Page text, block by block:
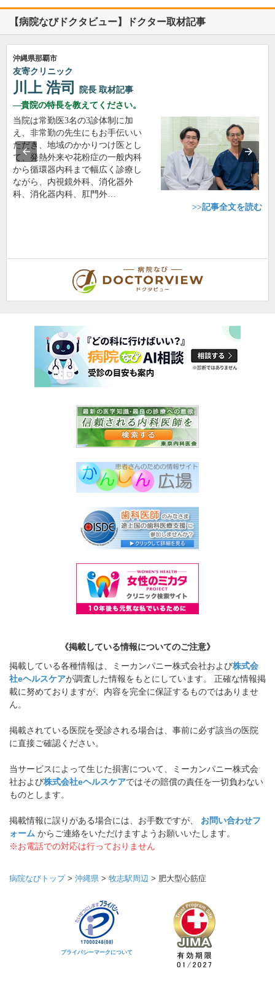
【病院なびドクタビュー】ドクター取材記事
沖縄県那覇市
友寄クリニック
川上 浩司 院長 取材記事
貴院の特長を教えてください。
当院は常勤医3名の3診体制に加
え、非常勤の先生にもお手伝いい
ただき、地域のかかりつけ医とし
て、発熱外来や花粉症の一般内科
から循環器内科まで幅広く診療し
ながら、内視鏡外科、消化器外
科、消化器内科、肛門外…
>>記事全文を読む
《掲載している情報についてのご注意》
掲載している各種情報は、ミーカンパニー株式会社および株式会
社eヘルスケアが調査した情報をもとにしています。 正確な情報掲
載に努めておりますが、内容を完全に保証するものではありませ
ん。
掲載されている医院を受診される場合は、事前に必ず該当の医院
に直接ご確認ください。
当サービスによって生じた損害について、ミーカンパニー株式会
社および株式会社eヘルスケアではその賠償の責任を一切負わない
ものとします。
掲載情報に誤りがある場合には、お手数ですが、 お問い合わせフ
ォーム からご連絡をいただけますようお願いいたします。
※お電話での対応は行っておりません
病院なびトップ> 沖縄県 > 牧志駅周辺 > 肥大型心筋症
プライバシーマークについて